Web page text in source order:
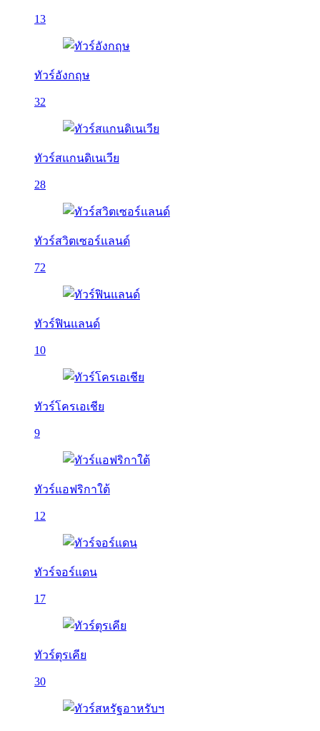
13
ทัวร์อังกฤษ
32
ทัวร์สแกนดิเนเวีย
28
ทัวร์สวิตเซอร์แลนด์
72
ทัวร์ฟินแลนด์
10
ทัวร์โครเอเชีย
9
ทัวร์แอฟริกาใต้
12
ทัวร์จอร์แดน
17
ทัวร์ตุรเคีย
30